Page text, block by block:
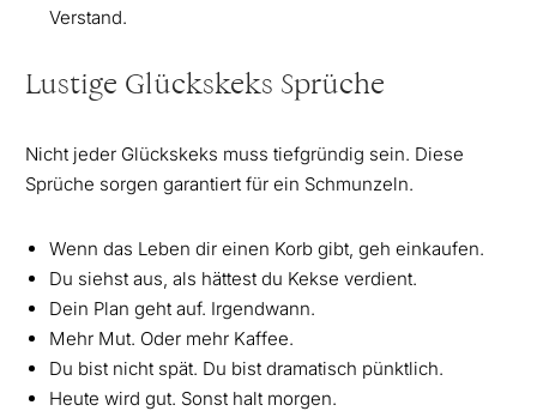
Verstand.
Lustige Glückskeks Sprüche
Nicht jeder Glückskeks muss tiefgründig sein. Diese
Sprüche sorgen garantiert für ein Schmunzeln.
Wenn das Leben dir einen Korb gibt, geh einkaufen.
Du siehst aus, als hättest du Kekse verdient.
Dein Plan geht auf. Irgendwann.
Mehr Mut. Oder mehr Kaffee.
Du bist nicht spät. Du bist dramatisch pünktlich.
Heute wird gut. Sonst halt morgen.